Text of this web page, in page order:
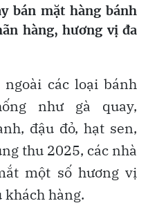
bán mặt hàng bánh
hàng, hương vị đa
ngoài các loại bánh
như gà quay,
đậu đỏ, hạt sen,
thu 2025, các nhà
một số hương vị
hàng.